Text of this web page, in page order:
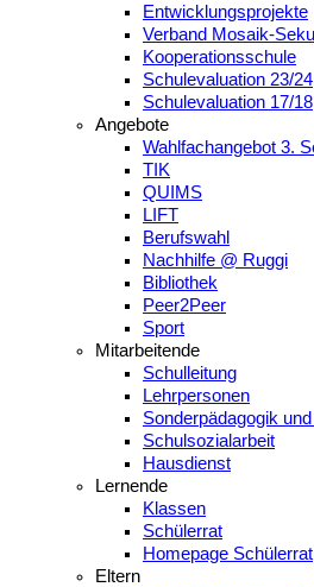
Entwicklungsprojekte
Verband Mosaik-
Kooperationsschule
Schulevaluation 23/24
Schulevaluation 17/18
Angebote
Wahlfachangebot 3.
TIK
QUIMS
LIFT
Berufswahl
Nachhilfe @ Ruggi
Bibliothek
Peer2Peer
Sport
Mitarbeitende
Schulleitung
Lehrpersonen
Sonderpädagogik
Schulsozialarbeit
Hausdienst
Lernende
Klassen
Schülerrat
Homepage Schülerrat
Eltern